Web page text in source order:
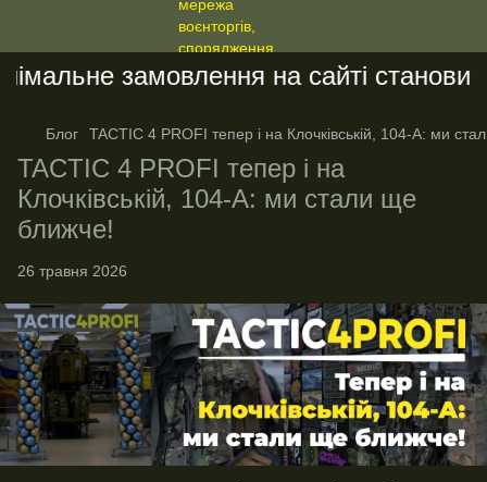
замовлення на сайті становить
Блог TACTIC 4 PROFI тепер і на Клочківській, 104-А: ми
TACTIC 4 PROFI тепер і на
Клочківській, 104-А: ми стали ще
ближче!
26 травня 2026